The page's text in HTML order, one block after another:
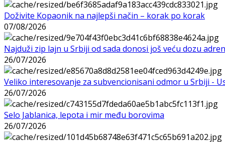
Doživite Kopaonik na najlepši način – korak po korak
07/08/2026
Najduži zip lajn u Srbiji od sada donosi još veću dozu
26/07/2026
Veliko interesovanje za subvencionisani odmor u Srbiji -
26/07/2026
Selo Jablanica, lepota i mir među borovima
26/07/2026